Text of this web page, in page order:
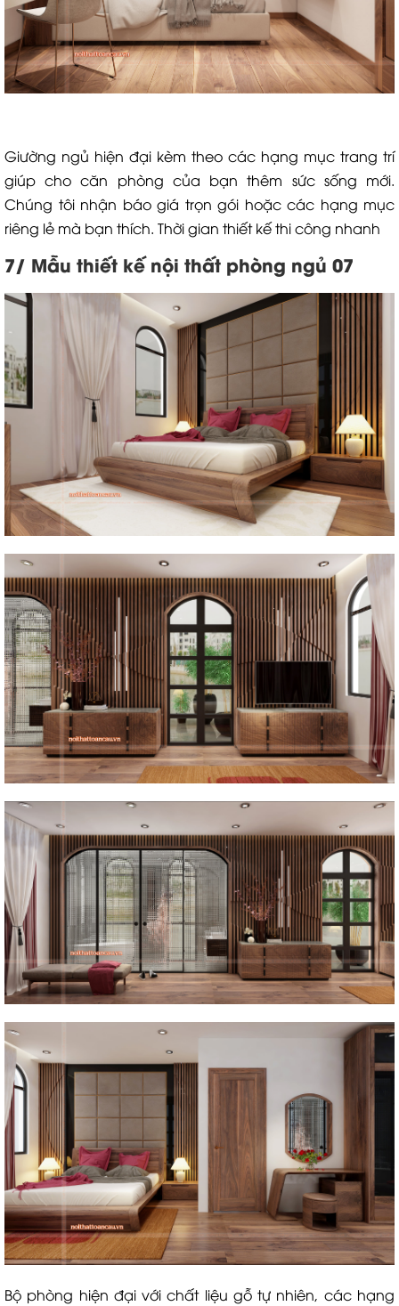
Giường ngủ hiện đại kèm theo các hạng mục trang trí
giúp cho căn phòng của bạn thêm sức sống mới.
Chúng tôi nhận báo giá trọn gói hoặc các hạng mục
riêng lẻ mà bạn thích. Thời gian thiết kế thi công nhanh
7/ Mẫu thiết kế nội thất phòng ngủ 07
Bộ phòng hiện đại với chất liệu gỗ tự nhiên, các hạng